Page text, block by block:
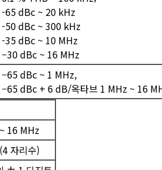
-65 dBc ~ 20 kHz
-50 dBc ~ 300 kHz
-35 dBc ~ 10 MHz
–30 dBc ~ 16 MHz
–65 dBc ~ 1 MHz,
–65 dBc + 6 dB/옥타브 1 MHz ~ 16
16 MHz
자리수)